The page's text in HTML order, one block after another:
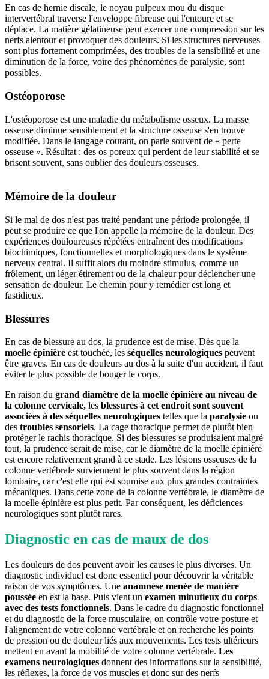
En cas de hernie discale, le noyau pulpeux mou du disque
intervertébral traverse l'enveloppe fibreuse qui l'entoure et se
déplace. La matière gélatineuse peut exercer une compression sur les
nerfs alentour et provoquer des douleurs. Si les structures nerveuses
sont plus fortement comprimées, des troubles de la sensibilité et une
diminution de la force, voire des phénomènes de paralysie, sont
possibles.
Ostéoporose
L'ostéoporose est une maladie du métabolisme osseux. La masse
osseuse diminue sensiblement et la structure osseuse s'en trouve
modifiée. Dans le langage courant, on parle souvent de « perte
osseuse ». Résultat : des os poreux qui perdent de leur stabilité et se
brisent souvent, sans oublier des douleurs osseuses.
Mémoire de la douleur
Si le mal de dos n'est pas traité pendant une période prolongée, il
peut se produire ce que l'on appelle la mémoire de la douleur. Des
expériences douloureuses répétées entraînent des modifications
biochimiques, fonctionnelles et morphologiques dans le système
nerveux central. Il suffit alors du moindre stimulus, comme un
frôlement, un léger étirement ou de la chaleur pour déclencher une
sensation de douleur. Le chemin pour y remédier est long et
fastidieux.
Blessures
En cas de blessure au dos, la prudence est de mise. Dès que la
moelle épinière est touchée, les séquelles neurologiques peuvent
être graves. En cas de douleurs au dos à la suite d'un accident, il faut
éviter le plus possible de bouger le corps.
En raison du grand diamètre de la moelle épinière au niveau de
la colonne cervicale, les blessures à cet endroit sont souvent
associées à des séquelles neurologiques telles que la paralysie ou
des troubles sensoriels. La cage thoracique permet de plutôt bien
protéger le rachis thoracique. Si des blessures se produisaient malgré
tout, la prudence serait de mise, car le diamètre de la moelle épinière
est encore relativement grand à ce stade. Les lésions osseuses de la
colonne vertébrale surviennent le plus souvent dans la région
lombaire, car c'est elle qui est soumise aux plus grandes contraintes
mécaniques. Dans cette zone de la colonne vertébrale, le diamètre de
la moelle épinière est plus petit. Par conséquent, les déficiences
neurologiques sont plutôt rares.
Diagnostic en cas de maux de dos
Les douleurs de dos peuvent avoir les causes le plus diverses. Un
diagnostic individuel est donc essentiel pour découvrir la véritable
raison de vos symptômes. Une anamnèse menée de manière
poussée en est la base. Puis vient un examen minutieux du corps
avec des tests fonctionnels. Dans le cadre du diagnostic fonctionnel
et du diagnostic de la force musculaire, on contrôle votre posture et
l'alignement de votre colonne vertébrale et on recherche les points
de pression ou de douleur liés aux mouvements. Les tests ultérieurs
mettent en avant la mobilité de votre colonne vertébrale. Les
examens neurologiques donnent des informations sur la sensibilité,
les réflexes, la force de vos muscles et donc sur des nerfs